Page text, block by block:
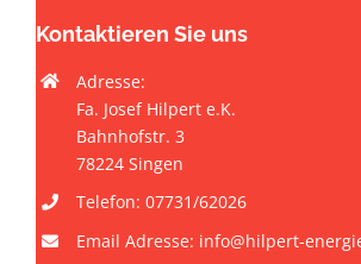
Kontaktieren Sie uns
Adresse:
Fa. Josef Hilpert e.K.
Bahnhofstr. 3
78224 Singen
Telefon: 07731/62026
Email Adresse: info@hilpert-